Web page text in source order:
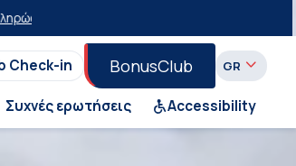
ευρώ!
Check-in BonusClub
Συχνές ερωτήσεις Accessibility